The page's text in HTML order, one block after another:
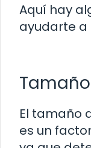
Aquí hay
ayudarte a
El tamaño
es un